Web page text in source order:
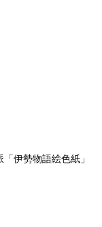
伊勢物語絵色紙」